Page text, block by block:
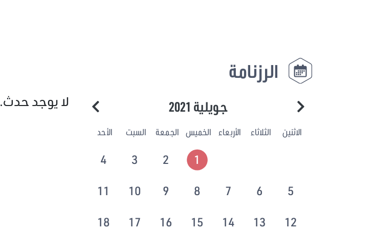
الرزنامة
جويلية 2021
الاثنين الثلاثاء الأربعاء الخميس الجمعة السبت الأحد
1
2
3
4
5
6
7
8
9
10
11
12
13
14
15
16
17
18
لا يوجد حدث.